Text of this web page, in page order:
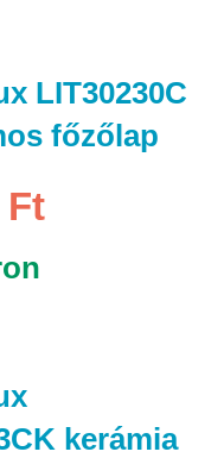
LIT30230C
főzőlap
Ft
kerámia